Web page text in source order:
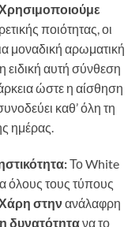
ποιότητας, οι
μοναδική αρωματική
ειδική αυτή σύνθεση
ώστε η αίσθηση
καθ’ όλη τη
ημέρας.
Το White
όλους τους τύπους
στηνανάλαφρη
δυνατότητανα το